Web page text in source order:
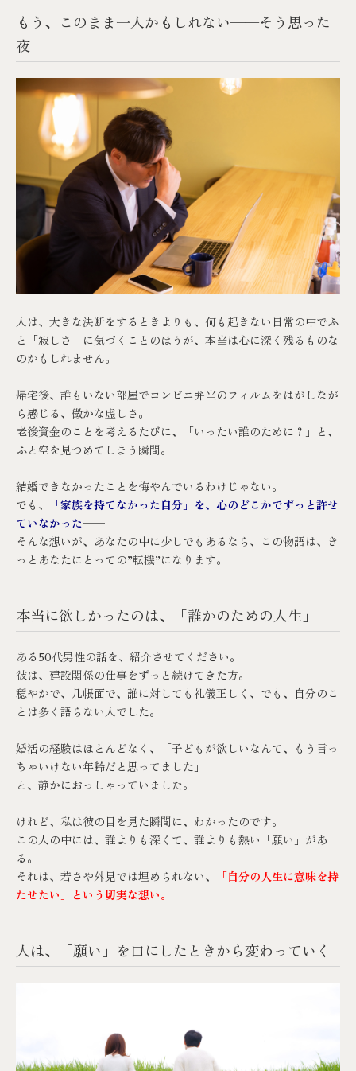
もう、このまま一人かもしれない──そう思った
夜
人は、大きな決断をするときよりも、何も起きない日常の中でふ
と「寂しさ」に気づくことのほうが、本当は心に深く残るものな
のかもしれません。
帰宅後、誰もいない部屋でコンビニ弁当のフィルムをはがしなが
ら感じる、微かな虚しさ。
老後資金のことを考えるたびに、「いったい誰のために？」と、
ふと空を見つめてしまう瞬間。
結婚できなかったことを悔やんでいるわけじゃない。
でも、
「家族を持てなかった自分」を、心のどこかでずっと許せ
ていなかった──
そんな想いが、あなたの中に少しでもあるなら、この物語は、き
っとあなたにとっての”転機”になります。
本当に欲しかったのは、「誰かのための人生」
ある50代男性の話を、紹介させてください。
彼は、建設関係の仕事をずっと続けてきた方。
穏やかで、几帳面で、誰に対しても礼儀正しく、でも、自分のこ
とは多く語らない人でした。
婚活の経験はほとんどなく、「子どもが欲しいなんて、もう言っ
ちゃいけない年齢だと思ってました」
と、静かにおっしゃっていました。
けれど、私は彼の目を見た瞬間に、わかったのです。
この人の中には、誰よりも深くて、誰よりも熱い「願い」があ
る。
それは、若さや外見では埋められない、
「自分の人生に意味を持
たせたい」という切実な想い。
人は、「願い」を口にしたときから変わっていく